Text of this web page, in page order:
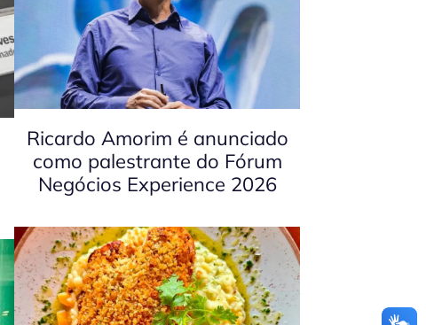
Ricardo Amorim é anunciado
como palestrante do Fórum
Negócios Experience 2026